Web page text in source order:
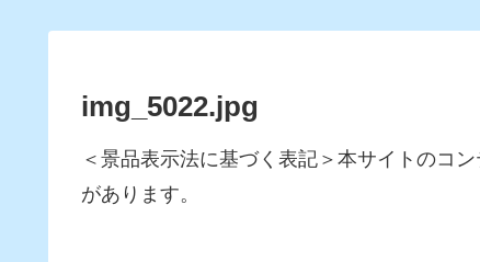
img_5022.jpg
＜景品表示法に基づく表記＞本サイトのコ
があります。